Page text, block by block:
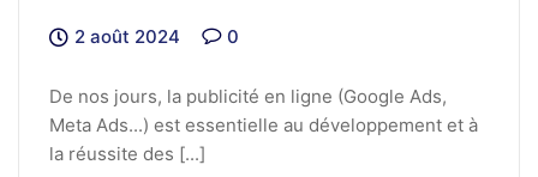
2 août 2024 0
De nos jours, la publicité en ligne (Google Ads,
Meta Ads...) est essentielle au développement et à
la réussite des [...]